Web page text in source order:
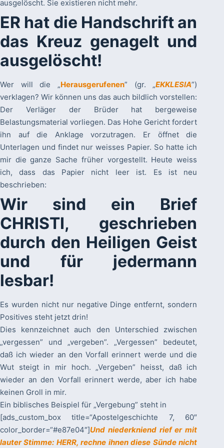
ausgelöscht. Sie existieren nicht mehr.
ER hat die Handschrift an
das Kreuz genagelt und
ausgelöscht!
Wer will die „Herausgerufenen” (gr. „EKKLESIA”)
verklagen? Wir können uns das auch bildlich vorstellen:
Der Verläger der Brüder hat bergeweise
Belastungsmaterial vorliegen. Das Hohe Gericht fordert
ihn auf die Anklage vorzutragen. Er öffnet die
Unterlagen und findet nur weisses Papier. So hatte ich
mir die ganze Sache früher vorgestellt. Heute weiss
ich, dass das Papier nicht leer ist. Es ist neu
beschrieben:
Wir sind ein Brief
CHRISTI, geschrieben
durch den Heiligen Geist
und für jedermann
lesbar!
Es wurden nicht nur negative Dinge entfernt, sondern
Positives steht jetzt drin!
Dies kennzeichnet auch den Unterschied zwischen
„vergessen” und „vergeben”. „Vergessen” bedeutet,
daß ich wieder an den Vorfall erinnert werde und die
Wut steigt in mir hoch. „Vergeben” heisst, daß ich
wieder an den Vorfall erinnert werde, aber ich habe
keinen Groll in mir.
Ein biblisches Beispiel für „Vergebung” steht in
[ads_custom_box title=“Apostelgeschichte 7, 60″
color_border=“#e87e04″]Und niederkniend rief er mit
lauter Stimme: HERR, rechne ihnen diese Sünde nicht